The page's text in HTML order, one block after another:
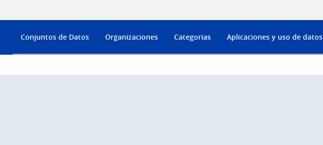
Conjuntos de Datos Organizaciones Categorias Aplicaciones y uso de datos